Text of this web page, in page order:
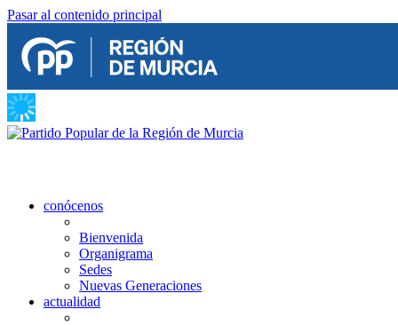
Pasar al contenido principal
conócenos
Bienvenida
Organigrama
Sedes
Nuevas Generaciones
actualidad